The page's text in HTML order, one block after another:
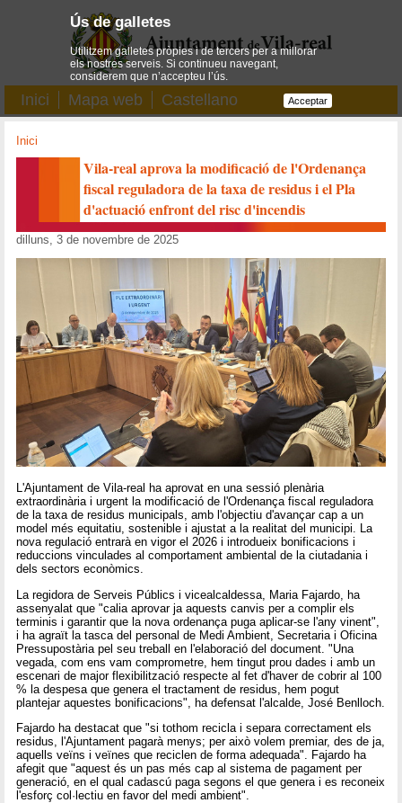
Inici Mapa web Castellano
Inici
Vila-real aprova la modificació de l'Ordenança
fiscal reguladora de la taxa de residus i el Pla
d'actuació enfront del risc d'incendis
dilluns, 3 de novembre de 2025
L'Ajuntament de Vila-real ha aprovat en una sessió plenària
extraordinària i urgent la modificació de l'Ordenança fiscal reguladora
de la taxa de residus municipals, amb l'objectiu d'avançar cap a un
model més equitatiu, sostenible i ajustat a la realitat del municipi. La
nova regulació entrarà en vigor el 2026 i introdueix bonificacions i
reduccions vinculades al comportament ambiental de la ciutadania i
dels sectors econòmics.
La regidora de Serveis Públics i vicealcaldessa, Maria Fajardo, ha
assenyalat que "calia aprovar ja aquests canvis per a complir els
terminis i garantir que la nova ordenança puga aplicar-se l'any vinent",
i ha agraït la tasca del personal de Medi Ambient, Secretaria i Oficina
Pressupostària pel seu treball en l'elaboració del document. "Una
vegada, com ens vam comprometre, hem tingut prou dades i amb un
escenari de major flexibilització respecte al fet d'haver de cobrir al 100
% la despesa que genera el tractament de residus, hem pogut
plantejar aquestes bonificacions", ha defensat l'alcalde, José Benlloch.
Fajardo ha destacat que "si tothom recicla i separa correctament els
residus, l'Ajuntament pagarà menys; per això volem premiar, des de ja,
aquells veïns i veïnes que reciclen de forma adequada". Fajardo ha
afegit que "aquest és un pas més cap al sistema de pagament per
generació, en el qual cadascú paga segons el que genera i es reconeix
l'esforç col·lectiu en favor del medi ambient".
Ús de galletes
Utilitzem galletes pròpies i de tercers per a millorar
els nostres serveis. Si continueu navegant,
considerem que n’accepteu l’ús.
Acceptar